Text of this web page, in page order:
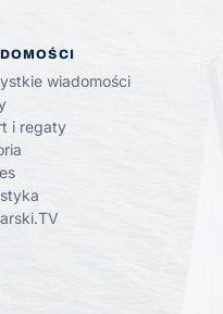
wiadomości
i regaty